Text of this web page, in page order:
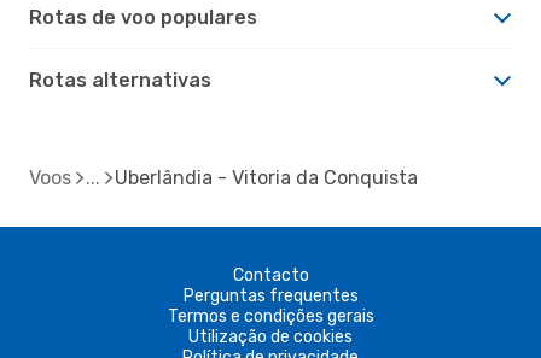
Rotas de voo populares
Rotas alternativas
Voos Uberlândia - Vitoria da Conquista
Contacto
Perguntas frequentes
Termos e condições gerais
Utilização de cookies